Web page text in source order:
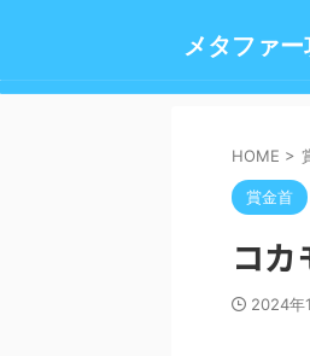
メタファ
HOME >
賞金首
コ
2024年